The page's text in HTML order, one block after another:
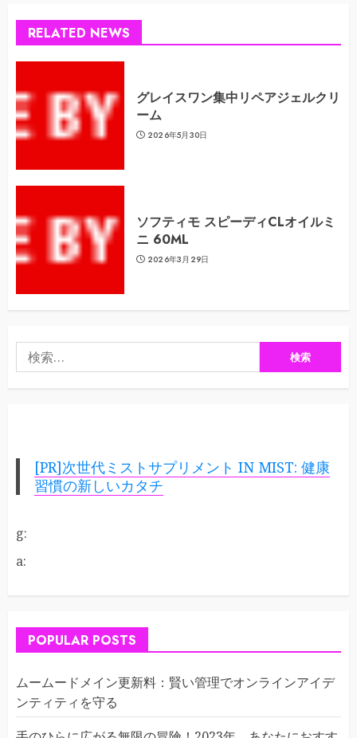
RELATED NEWS
グレイスワン集中リペアジェルクリ
ーム
2026年5月30日
ソフティモ スピーディCLオイルミ
ニ 60ML
2026年3月29日
索:
[PR]次世代ミストサプリメント IN MIST: 健康
習慣の新しいカタチ
g:
a:
POPULAR POSTS
ムームードメイン更新料：賢い管理でオンラインアイデ
ンティティを守る